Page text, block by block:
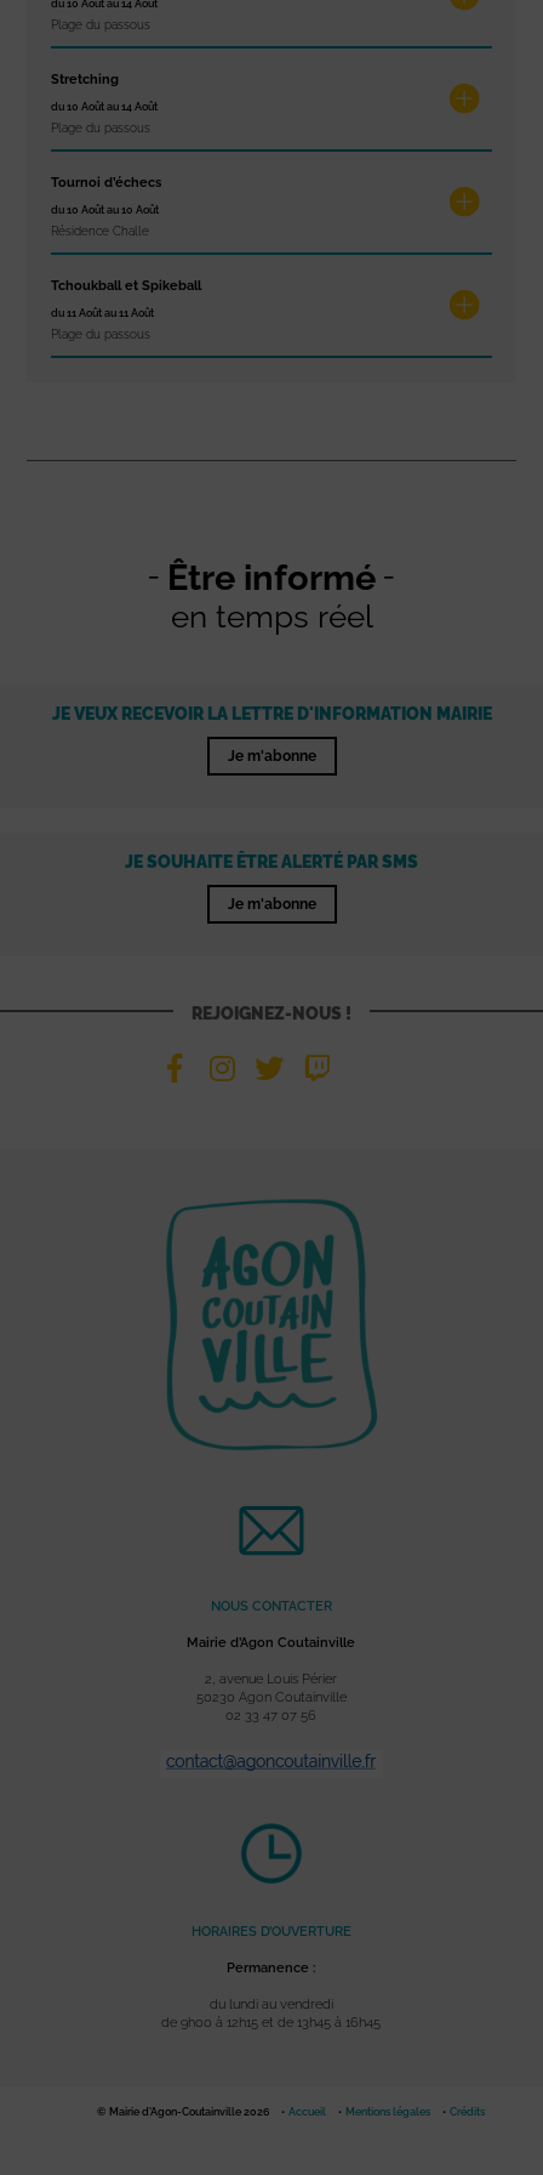
du 10 Août au 14 Août
Plage du passous
Stretching
du 10 Août au 14 Août
Plage du passous
Tournoi d’échecs
du 10 Août au 10 Août
Résidence Challe
Tchoukball et Spikeball
du 11 Août au 11 Août
Plage du passous
Être informé
en temps réel
JE VEUX RECEVOIR LA LETTRE D'INFORMATION MAIRIE
Je m'abonne
JE SOUHAITE ÊTRE ALERTÉ PAR SMS
Je m'abonne
REJOIGNEZ-NOUS !
NOUS CONTACTER
Mairie d’Agon Coutainville
2, avenue Louis Périer
50230 Agon Coutainville
02 33 47 07 56
HORAIRES D’OUVERTURE
Permanence :
du lundi au vendredi
de 9h00 à 12h15 et de 13h45 à 16h45
© Mairie d'Agon-Coutainville 2026 Accueil Mentions légales Crédits